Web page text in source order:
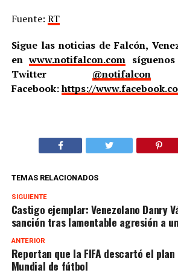
Fuente: RT
Sigue las noticias de Falcón,
enwww.notifalcon.com
Twitter @notifalcon
Facebook:https://
TEMAS RELACIONADOS
SIGUIENTE
Castigo ejemplar: Venezolano Danry
sanción tras lamentable agresión a
ANTERIOR
Reportan que la FIFA descartó el
Mundial de fútbol